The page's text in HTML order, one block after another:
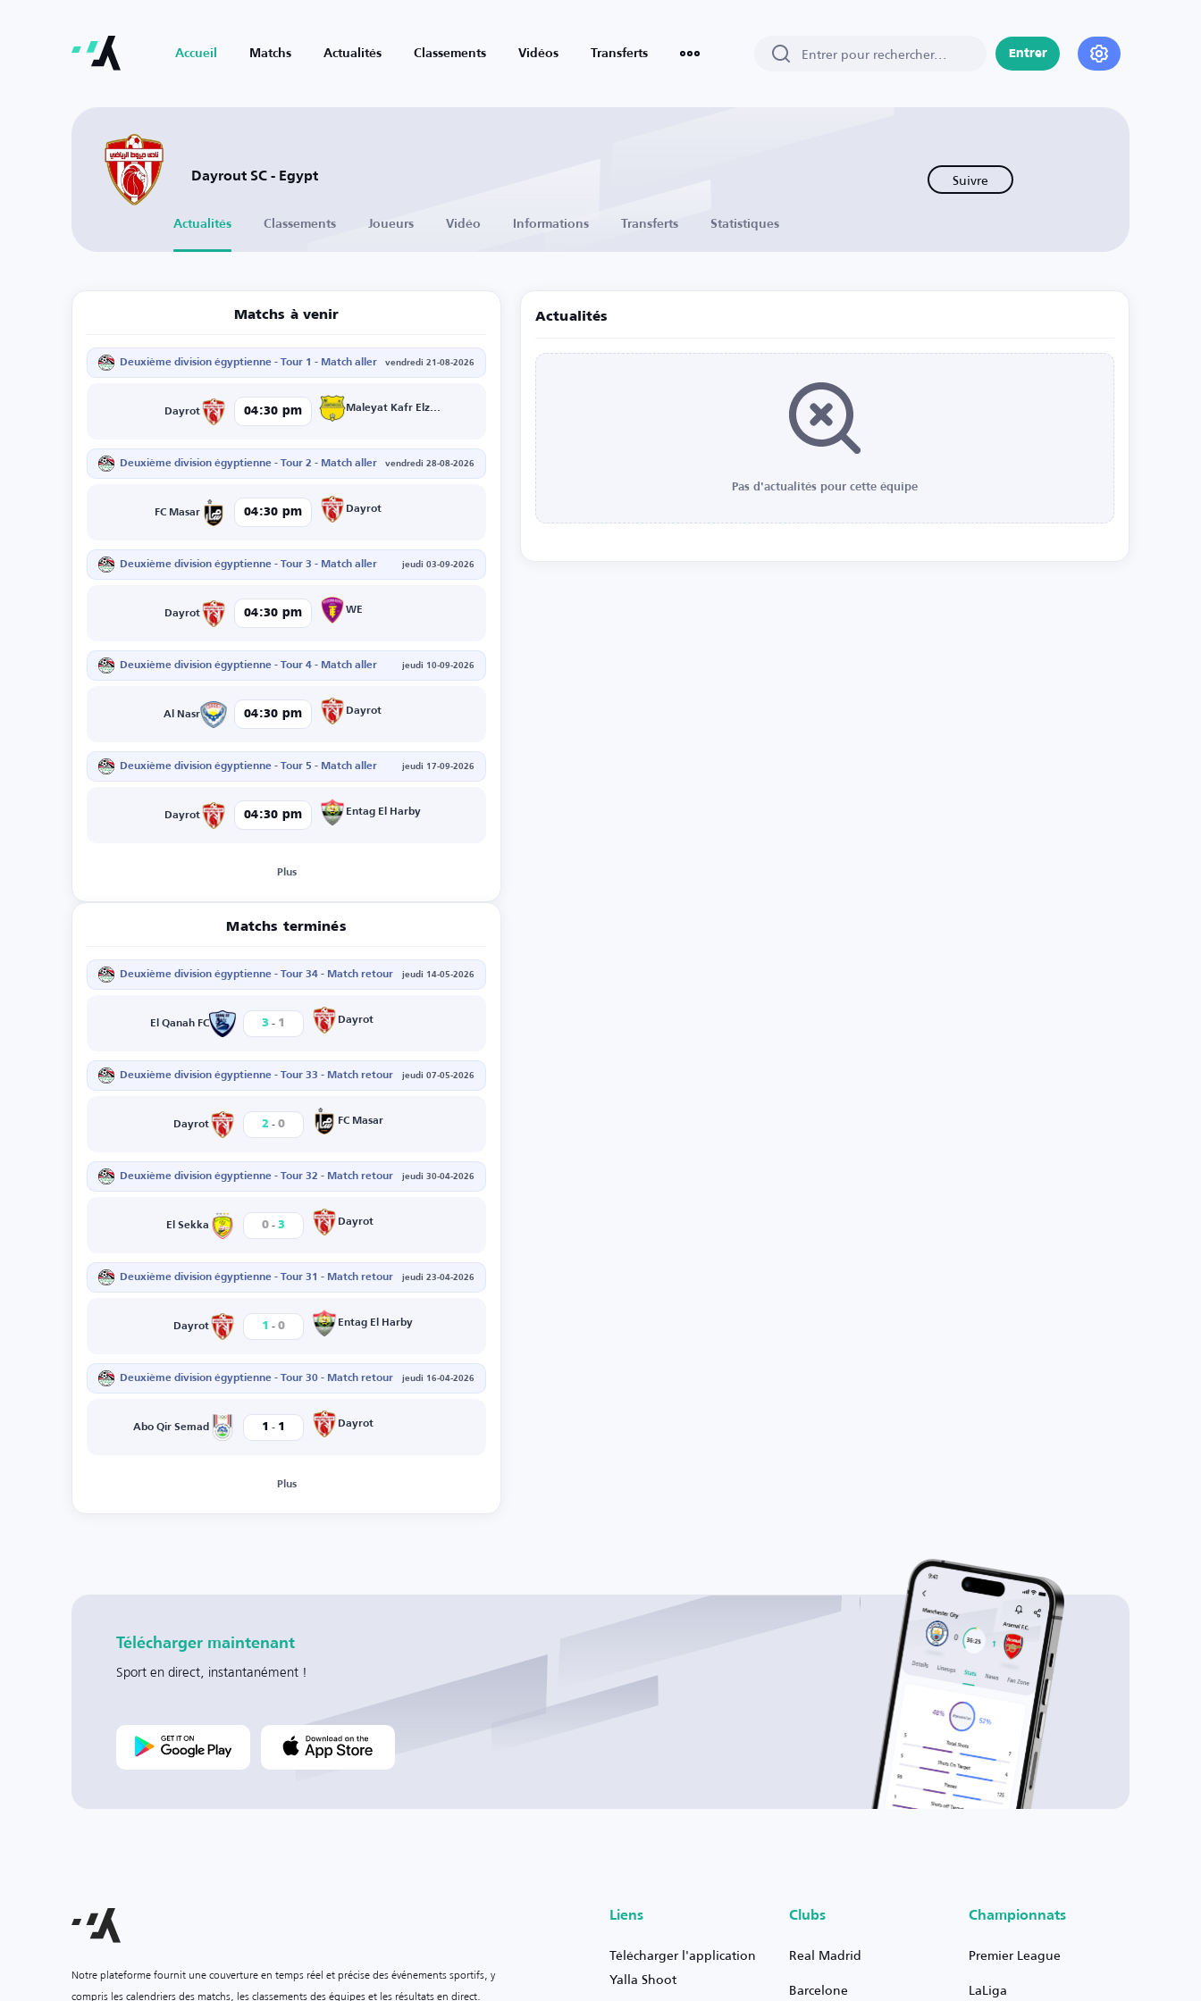
Accueil Matchs Actualités Classements Vidéos Transferts Entrer
Dayrout SC - Egypt Suivre
Actualités Classements Joueurs Vidéo Informations Transferts Statistiques
Matchs à venir
Deuxième division égyptienne - Tour 1 - Match aller vendredi 21-08-2026
Dayrot 04:30 pm Maleyat Kafr Elzayat
Deuxième division égyptienne - Tour 2 - Match aller vendredi 28-08-2026
FC Masar 04:30 pm Dayrot
Deuxième division égyptienne - Tour 3 - Match aller jeudi 03-09-2026
Dayrot 04:30 pm WE
Deuxième division égyptienne - Tour 4 - Match aller jeudi 10-09-2026
Al Nasr 04:30 pm Dayrot
Deuxième division égyptienne - Tour 5 - Match aller jeudi 17-09-2026
Dayrot 04:30 pm Entag El Harby
Plus
Matchs terminés
Deuxième division égyptienne - Tour 34 - Match retour jeudi 14-05-2026
El Qanah FC 3 - 1 Dayrot
Deuxième division égyptienne - Tour 33 - Match retour jeudi 07-05-2026
Dayrot 2 - 0 FC Masar
Deuxième division égyptienne - Tour 32 - Match retour jeudi 30-04-2026
El Sekka 0 - 3 Dayrot
Deuxième division égyptienne - Tour 31 - Match retour jeudi 23-04-2026
Dayrot 1 - 0 Entag El Harby
Deuxième division égyptienne - Tour 30 - Match retour jeudi 16-04-2026
Abo Qir Semad 1 - 1 Dayrot
Plus
Actualités
Pas d'actualités pour cette équipe
Télécharger maintenant
Sport en direct, instantanément !
Notre plateforme fournit une couverture en temps réel et précise des événements sportifs, y
compris les calendriers des matchs, les classements des équipes et les résultats en direct.
Liens
Télécharger l'application
Yalla Shoot
Clubs
Real Madrid
Barcelone
Championnats
Premier League
LaLiga